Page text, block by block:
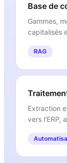
Base de
Gammes,
capitalisés
RAG
Extraction
vers l'ERP,